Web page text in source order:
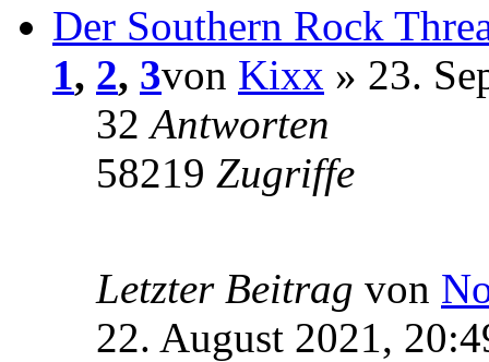
Der Southern Rock
1, 2, 3von Kixx » 23.
32Antworten
58219 Zugriffe
Letzter Beitrag von
22. August 2021,